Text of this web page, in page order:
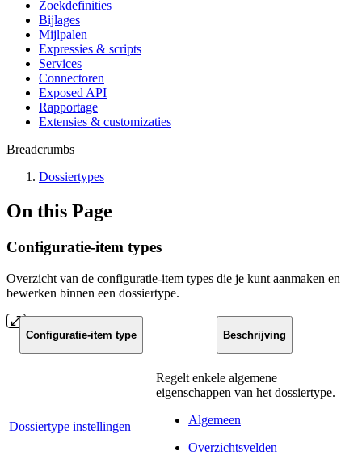
Zoekdefinities
Bijlages
Mijlpalen
Expressies & scripts
Services
Connectoren
Exposed API
Rapportage
Extensies & customizaties
Breadcrumbs
Dossiertypes
On this Page
Configuratie-item types
Overzicht van de configuratie-item types die je kunt aanmaken en
bewerken binnen een dossiertype.
Configuratie-item type Beschrijving
Dossiertype instellingen
Regelt enkele algemene
eigenschappen van het dossiertype.
Algemeen
Overzichtsvelden